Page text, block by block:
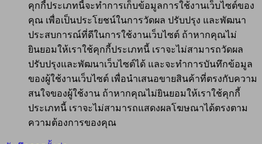
คุกกี้ประเภทนี้จะทำการเก็บข้อมูลการใช้งานเว็บไซต์ของ
คุณ เพื่อเป็นประโยชน์ในการวัดผล ปรับปรุง และพัฒนา
ประสบการณ์ที่ดีในการใช้งานเว็บไซต์ ถ้าหากคุณไม่
ยินยอมให้เราใช้คุกกี้ประเภทนี้ เราจะไม่สามารถวัดผล
ปรับปรุงและพัฒนาเว็บไซต์ได้ และจะทำการบันทึกข้อมูล
ของผู้ใช้งานเว็บไซต์ เพื่อนำเสนอขายสินค้าที่ตรงกับความ
สนใจของผู้ใช้งาน ถ้าหากคุณไม่ยินยอมให้เราใช้คุกกี้
ประเภทนี้ เราจะไม่สามารถแสดงผลโฆษณาได้ตรงตาม
ความต้องการของคุณ